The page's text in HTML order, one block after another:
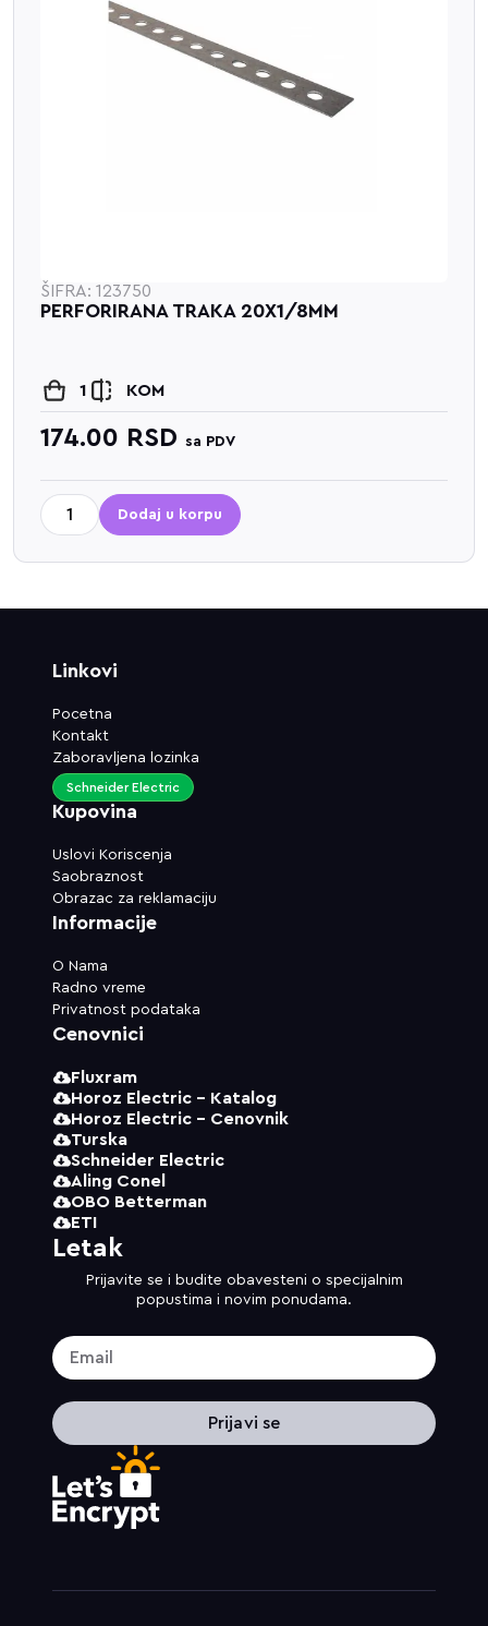
ŠIFRA: 123750
PERFORIRANA TRAKA 20X1/8MM
1 KOM
174.00 RSD sa PDV
Dodaj u korpu
Linkovi
Pocetna
Kontakt
Zaboravljena lozinka
Kupovina
Uslovi Koriscenja
Saobraznost
Obrazac za reklamaciju
Schneider Electric
Informacije
O Nama
Radno vreme
Privatnost podataka
Cenovnici
Fluxram
Horoz Electric - Katalog
Horoz Electric - Cenovnik
Turska
Schneider Electric
Aling Conel
OBO Betterman
ETI
Letak
Prijavite se i budite obavesteni o specijalnim
popustima i novim ponudama.
Prijavi se